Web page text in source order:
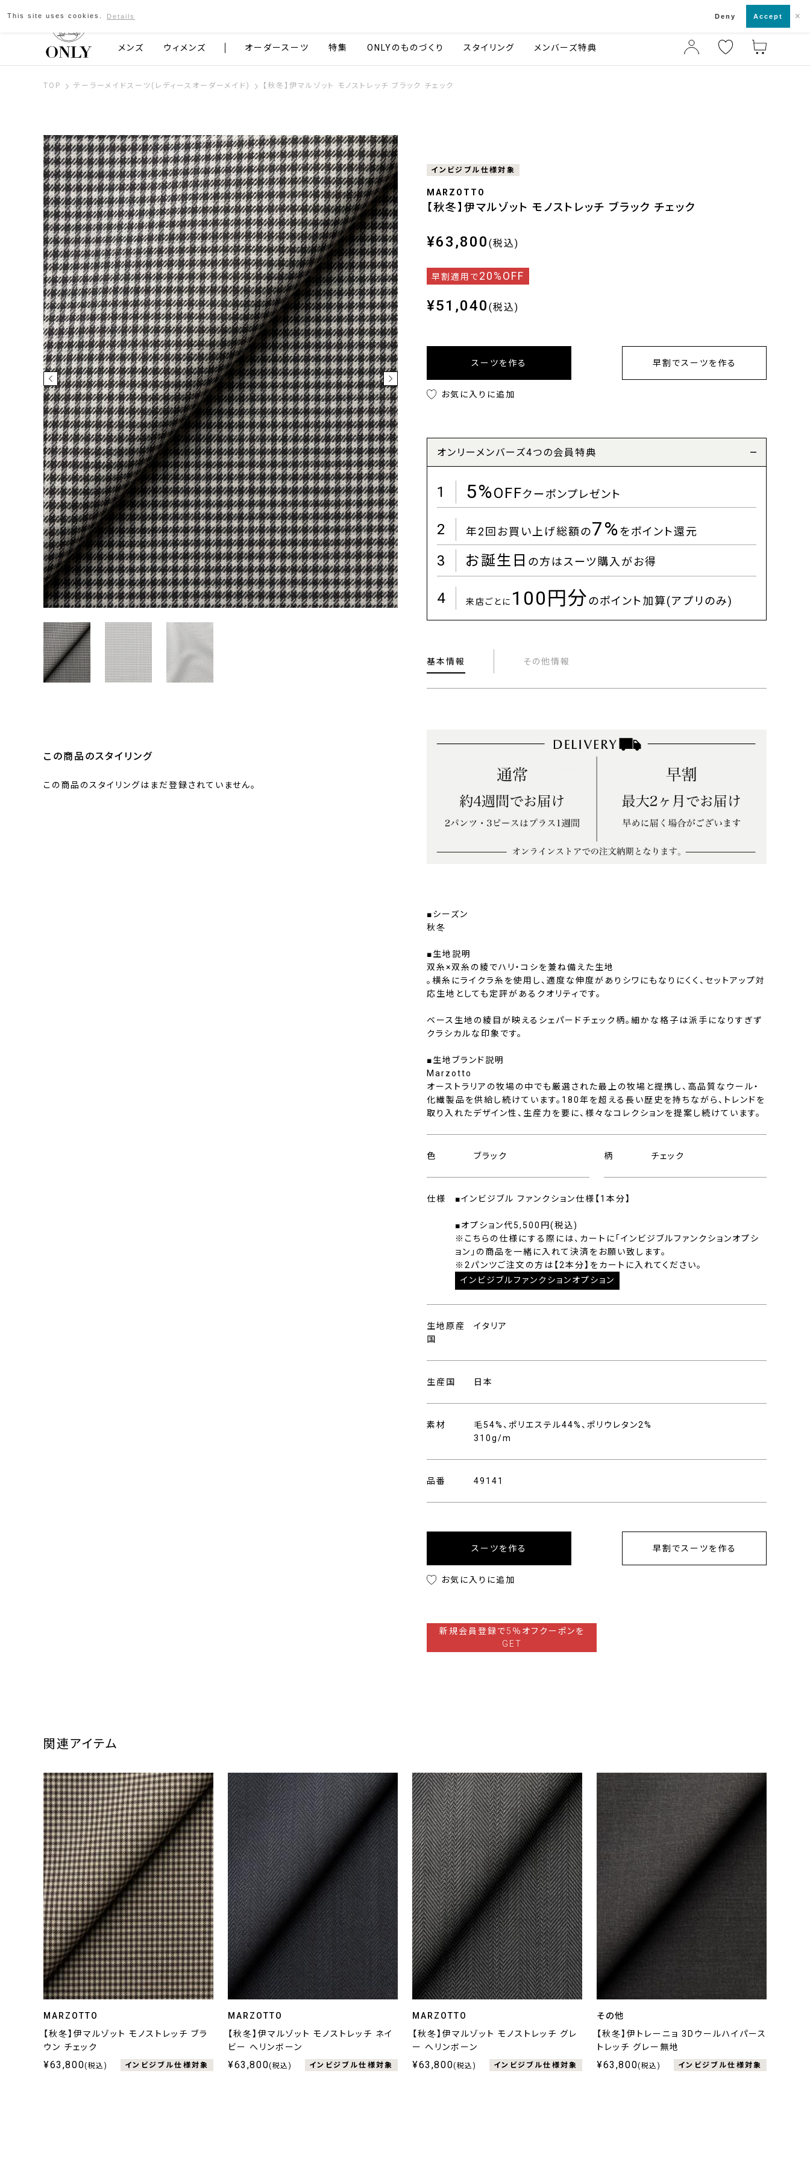
京都発のスーツブランド ONLY
メンズ ウィメンズ オーダースーツ 特集 ONLYのものづくり スタイリング メンバーズ特典
TOP テーラーメイドスーツ(レディースオーダーメイド) 【秋冬】伊マルゾット モノストレッチ ブラック チェック
インビジブル仕様対象
MARZOTTO
【秋冬】伊マルゾット モノストレッチ ブラック チェック
¥63,800 (税込)
早割適用で20%OFF
¥51,040 (税込)
スーツを作る 早割でスーツを作る
お気に入りに追加
オンリーメンバーズ4つの会員特典
1 5%OFFクーポンプレゼント
2 年2回お買い上げ総額の7%をポイント還元
3 お誕生日 の方はスーツ購入がお得
4 来店ごとに 100円分のポイント加算(アプリのみ)
基本情報 その他情報
■シーズン
秋冬
■生地説明
双糸×双糸の綾でハリ・コシを兼ね備えた生地
。横糸にライクラ糸を使用し、適度な伸度がありシワにもなりにくく、セットアップ対
応生地としても定評があるクオリティです。
ベース生地の綾目が映えるシェパードチェック柄。細かな格子は派手になりすぎず
クラシカルな印象です。
■生地ブランド説明
Marzotto
オーストラリアの牧場の中でも厳選された最上の牧場と提携し、高品質なウール・
化繊製品を供給し続けています。180年を超える長い歴史を持ちながら、トレンドを
取り入れたデザイン性、生産力を要に、様々なコレクションを提案し続けています。
色 ブラック 柄 チェック
仕様 ■インビジブル ファンクション仕様【1本分】
■オプション代5,500円(税込)
※こちらの仕様にする際には、カートに「インビジブルファンクションオプシ
ョン」の商品を一緒に入れて決済をお願い致します。
※2パンツご注文の方は【2本分】をカートに入れてください。
インビジブルファンクションオプション
生地原産
国
イタリア
生産国 日本
素材
毛54%、ポリエステル44%、ポリウレタン2%
310g/m
品番 49141
スーツを作る 早割でスーツを作る
お気に入りに追加
新規会員登録で5％オフクーポンを
GET
この商品のスタイリング
この商品のスタイリングはまだ登録されていません。
関連アイテム
MARZOTTO
【秋冬】伊マルゾット モノストレッチ ブラ
ウン チェック
¥63,800(税込) インビジブル仕様対象
MARZOTTO
【秋冬】伊マルゾット モノストレッチ ネイ
ビー へリンボーン
¥63,800(税込) インビジブル仕様対象
MARZOTTO
【秋冬】伊マルゾット モノストレッチ グレ
ー へリンボーン
¥63,800(税込) インビジブル仕様対象
その他
【秋冬】伊トレーニョ 3Dウールハイパース
トレッチ グレー無地
¥63,800(税込) インビジブル仕様対象
This site uses cookies. Details Deny Accept ×